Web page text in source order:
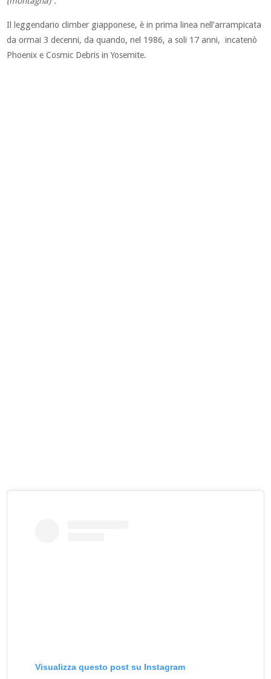
Il leggendario climber giapponese, è in prima linea nell’arrampicata
da ormai 3 decenni, da quando, nel 1986, a soli 17 anni, incatenò
Phoenix e Cosmic Debris in Yosemite.
Visualizza questo post su Instagram